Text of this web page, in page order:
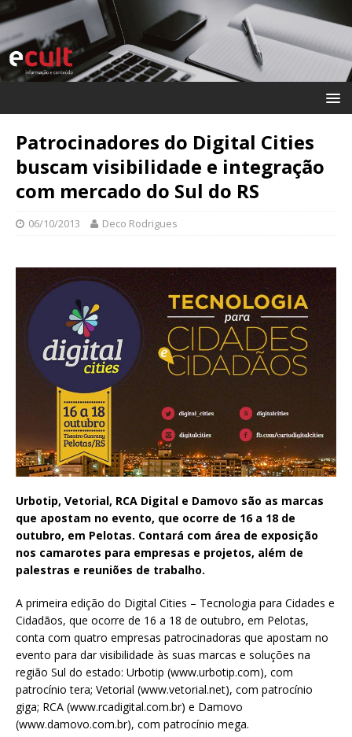
Patrocinadores do Digital Cities
buscam visibilidade e integração
com mercado do Sul do RS
06/10/2013 Deco Rodrigues
Urbotip, Vetorial, RCA Digital e Damovo são as marcas
que apostam no evento, que ocorre de 16 a 18 de
outubro, em Pelotas. Contará com área de exposição
nos camarotes para empresas e projetos, além de
palestras e reuniões de trabalho.
A primeira edição do Digital Cities – Tecnologia para Cidades e
Cidadãos, que ocorre de 16 a 18 de outubro, em Pelotas,
conta com quatro empresas patrocinadoras que apostam no
evento para dar visibilidade às suas marcas e soluções na
região Sul do estado: Urbotip (www.urbotip.com), com
patrocínio tera; Vetorial (www.vetorial.net), com patrocínio
giga; RCA (www.rcadigital.com.br) e Damovo
(www.damovo.com.br), com patrocínio mega.